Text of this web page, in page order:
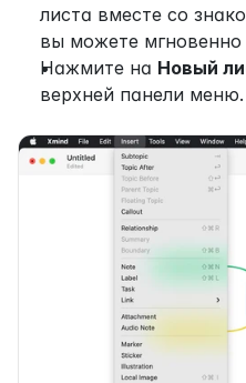
листа вместе со
вы можете мгновенно
Нажмите на Новый
верхней панели меню.